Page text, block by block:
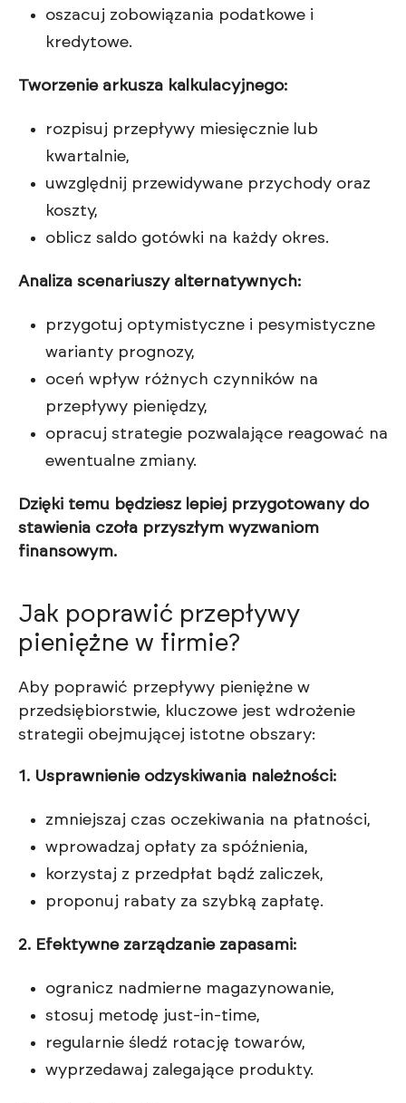
oszacuj zobowiązania podatkowe i
kredytowe.
Tworzenie arkusza kalkulacyjnego:
rozpisuj przepływy miesięcznie lub
kwartalnie,
uwzględnij przewidywane przychody oraz
koszty,
oblicz saldo gotówki na każdy okres.
Analiza scenariuszy alternatywnych:
przygotuj optymistyczne i pesymistyczne
warianty prognozy,
oceń wpływ różnych czynników na
przepływy pieniędzy,
opracuj strategie pozwalające reagować na
ewentualne zmiany.
Dzięki temu będziesz lepiej przygotowany do
stawienia czoła przyszłym wyzwaniom
finansowym.
Jak poprawić przepływy
pieniężne w firmie?
Aby poprawić przepływy pieniężne w
przedsiębiorstwie, kluczowe jest wdrożenie
strategii obejmującej istotne obszary:
1. Usprawnienie odzyskiwania należności:
zmniejszaj czas oczekiwania na płatności,
wprowadzaj opłaty za spóźnienia,
korzystaj z przedpłat bądź zaliczek,
proponuj rabaty za szybką zapłatę.
2. Efektywne zarządzanie zapasami:
ogranicz nadmierne magazynowanie,
stosuj metodę just-in-time,
regularnie śledź rotację towarów,
wyprzedawaj zalegające produkty.